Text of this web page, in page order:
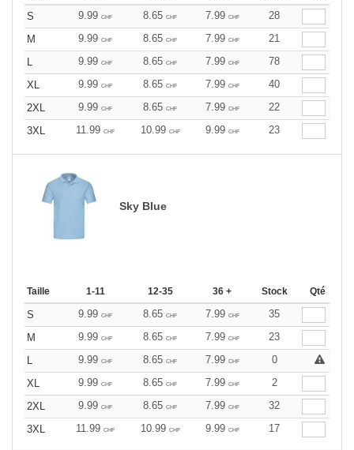
S 9.99 CHF 8.65 CHF 7.99 CHF
28
M
9.99 CHF 8.65 CHF 7.99 CHF
21
L
9.99 CHF 8.65 CHF 7.99 CHF
78
XL
9.99 CHF 8.65 CHF 7.99 CHF
40
2XL
9.99 CHF 8.65 CHF 7.99 CHF
22
3XL
11.99 CHF 10.99 CHF 9.99 CHF 23
Sky Blue
Taille 1-11 12-35 36 + Stock Qté
S 9.99 CHF 8.65 CHF 7.99 CHF
35
M
9.99 CHF 8.65 CHF 7.99 CHF
23
L
9.99 CHF 8.65 CHF 7.99 CHF
0
XL
9.99 CHF 8.65 CHF 7.99 CHF
2
2XL
9.99 CHF 8.65 CHF 7.99 CHF
32
3XL
11.99 CHF 10.99 CHF 9.99 CHF 17